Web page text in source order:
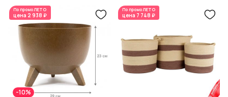
По промоЛЕТО
цена 2 938 ₽
-10%
По промоЛЕТО
цена 7 748 ₽